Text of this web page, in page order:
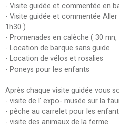
- Visite guidée et commentée en
- Visite guidée et commentée
1h30 )
- Promenades en calèche ( 30
- Location de barque sans guide
- Location de vélos et rosalies
- Poneys pour les enfants
Après chaque visite guidée vous
- visite de l' expo- musée sur la
- pêche au carrelet pour les
- visite des animaux de la ferme